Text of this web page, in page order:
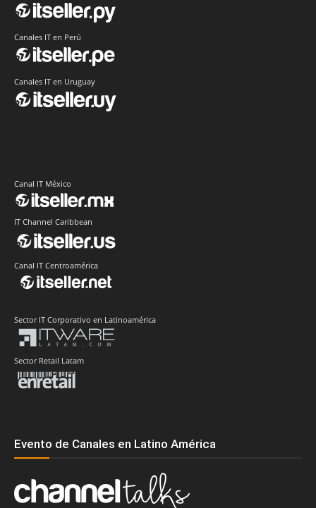
Canales IT en Perú
Canales IT en Uruguay
Canal IT México
IT Channel Caribbean
Canal IT Centroamérica
Sector IT Corporativo en Latinoamérica
Sector Retail Latam
Evento de Canales en Latino América